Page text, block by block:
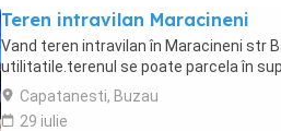
Teren intravilan Maracineni
Vand teren intravilan în Maracineni str
utilitatile.terenul se poate parcela în
Capatanesti, Buzau
29 iulie